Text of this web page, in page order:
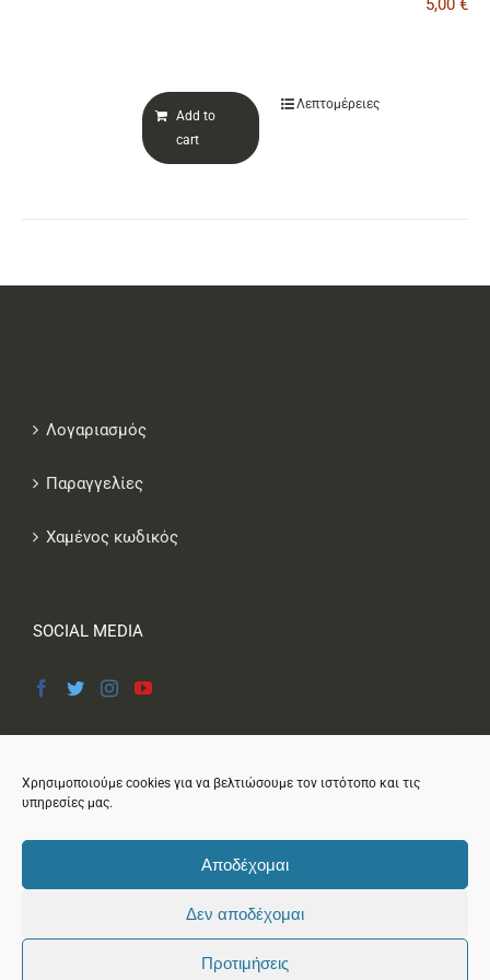
Χρησιμοποιούμε cookies για να βελτιώσουμε τον ιστότοπο και τις
υπηρεσίες μας.
Αποδέχομαι
Δεν αποδέχομαι
Προτιμήσεις
5,00 €
Add to
cart
Λεπτομέρειες
Λογαριασμός
Παραγγελίες
Χαμένος κωδικός
SOCIAL MEDIA
ΜΕ ΤΗΝ ΟΙΚΟΝΟΜΙΚΗ ΥΠΟΣΤΗΡΙΞΗ ΤΟΥ ΥΠΟΥΡΓΕΙΟΥ
ΠΟΛΙΤΙΣΜΟΥ ΚΑΙ ΑΘΛΗΤΙΣΜΟΥ